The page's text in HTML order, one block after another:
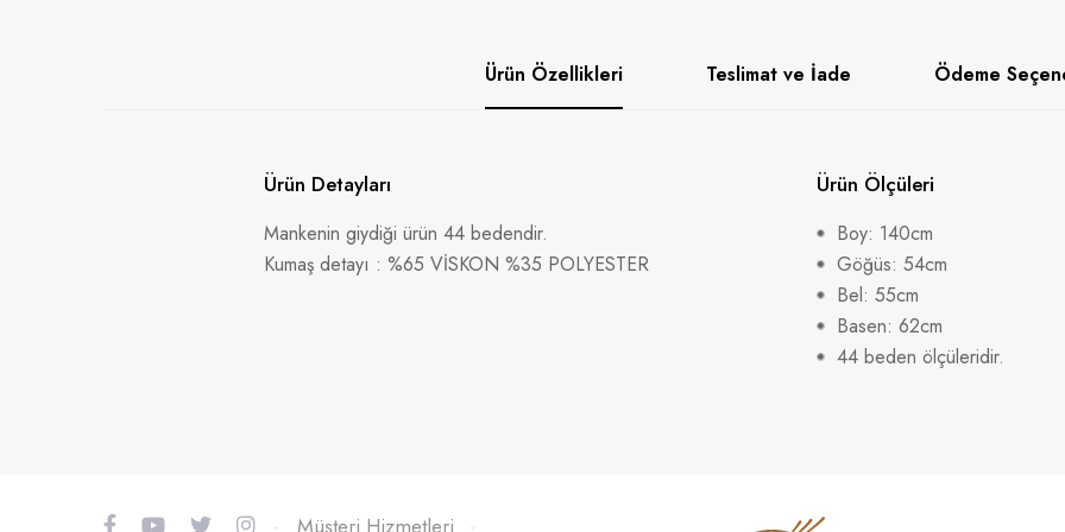
Ürün Özellikleri Teslimat ve İade Ödeme
Ürün Detayları
Mankenin giydiği ürün 44 bedendir.
Kumaş detayı : %65 VİSKON %35 POLYESTER
Ürün Ölçüleri
Boy: 140cm
Göğüs: 54cm
Bel: 55cm
Basen: 62cm
44 beden ölçüleridir.
- Müşteri Hizmetleri -